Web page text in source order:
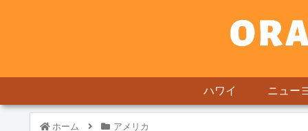
ハワイ ニュー
ホーム アメリカ